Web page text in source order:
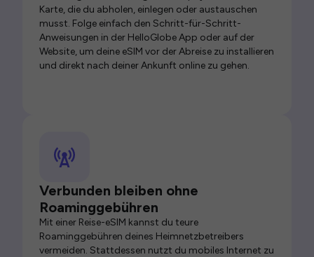
Karte, die du abholen, einlegen oder austauschen
musst. Folge einfach den Schritt-für-Schritt-
Anweisungen in der HelloGlobe App oder auf der
Website, um deine eSIM vor der Abreise zu installieren
und direkt nach deiner Ankunft online zu gehen.
Verbunden bleiben ohne
Roaminggebühren
Mit einer Reise-eSIM kannst du teure
Roaminggebühren deines Heimnetzbetreibers
vermeiden. Stattdessen nutzt du mobiles Internet zu